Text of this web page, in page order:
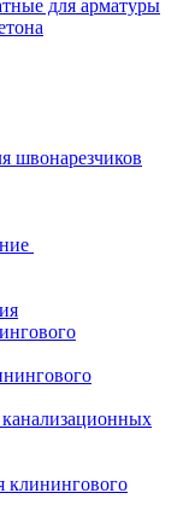
для арматуры
швонарезчиков
клинингового